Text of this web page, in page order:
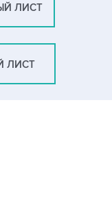
ЛИСТ
ЛИСТ